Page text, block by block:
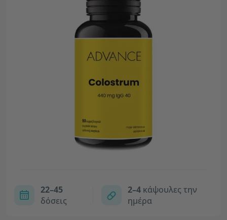
22–45
δόσεις
2–4κάψουλες την
ημέρα